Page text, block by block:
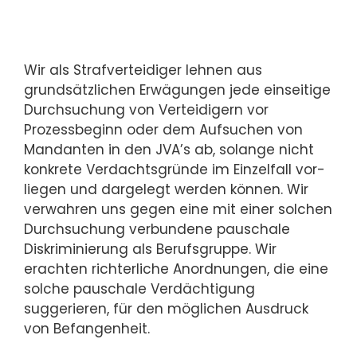
Wir als Strafverteidiger lehnen aus
grundsätzlichen Erwägungen jede einseitige
Durch­su­chung von Verteidigern vor
Prozessbeginn oder dem Aufsuchen von
Man­dan­ten in den JVA’s ab, solange nicht
konkrete Verdachtsgründe im Einzelfall vor­
lie­gen und dargelegt werden können. Wir
verwahren uns gegen eine mit einer sol­chen
Durchsuchung verbundene pauschale
Diskriminierung als Berufsgruppe. Wir
erachten richterliche Anordnungen, die eine
solche pauschale Verdächtigung
suggerieren, für den möglichen Ausdruck
von Befangenheit.